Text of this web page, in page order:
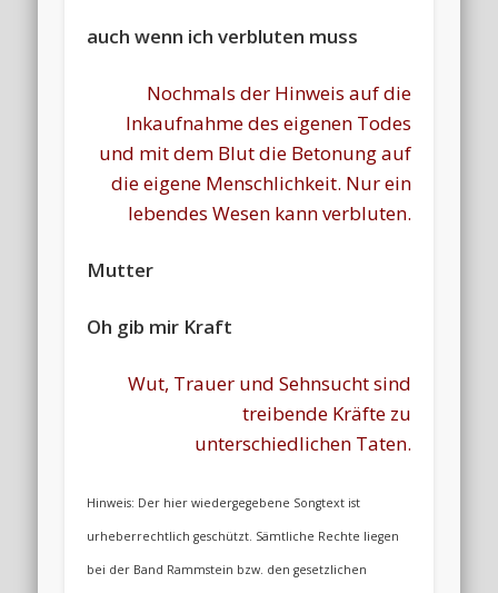
auch wenn ich verbluten muss
Nochmals der Hinweis auf die
Inkaufnahme des eigenen Todes
und mit dem Blut die Betonung auf
die eigene Menschlichkeit. Nur ein
lebendes Wesen kann verbluten.
Mutter
Oh gib mir Kraft
Wut, Trauer und Sehnsucht sind
treibende Kräfte zu
unterschiedlichen Taten.
Hinweis: Der hier wiedergegebene Songtext ist
urheberrechtlich geschützt. Sämtliche Rechte liegen
bei der Band Rammstein bzw. den gesetzlichen